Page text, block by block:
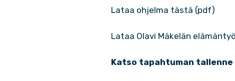
Lataa ohjelma tästä (pdf)
Lataa Olavi Mäkelän
Katso tapahtuman